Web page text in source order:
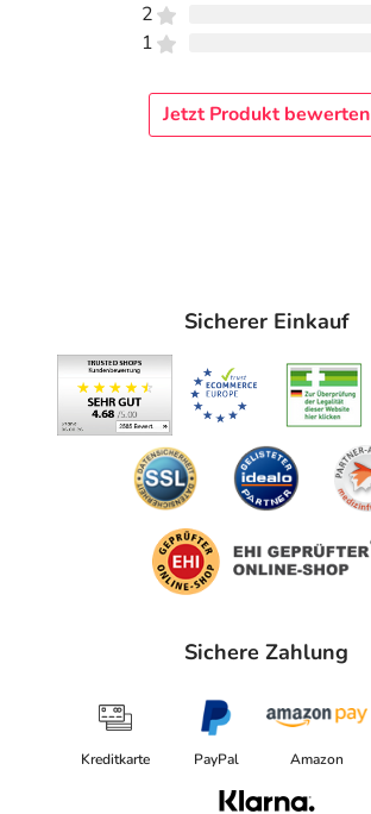
2
1
Jetzt Produkt bewerten
Sicherer Einkauf
Sichere Zahlung
Kreditkarte PayPal Amazon